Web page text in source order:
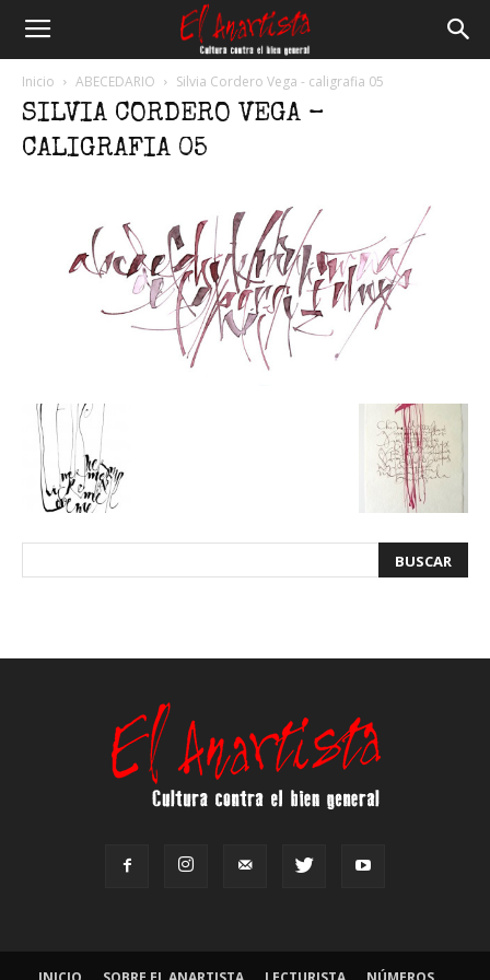
Inicio ABECEDARIO Silvia Cordero Vega - caligrafia 05
SILVIA CORDERO VEGA –
CALIGRAFIA 05